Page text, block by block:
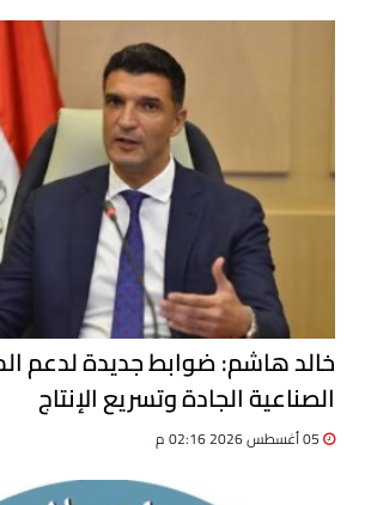
خالد هاشم: ضوابط جديدة لدعم
الصناعية الجادة وتسريع الإنتاج